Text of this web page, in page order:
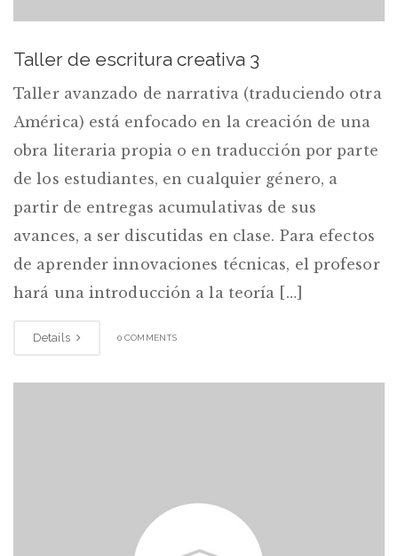
Taller de escritura creativa 3
Taller avanzado de narrativa (traduciendo otra
América) está enfocado en la creación de una
obra literaria propia o en traducción por parte
de los estudiantes, en cualquier género, a
partir de entregas acumulativas de sus
avances, a ser discutidas en clase. Para efectos
de aprender innovaciones técnicas, el profesor
hará una introducción a la teoría […]
Details 0 COMMENTS